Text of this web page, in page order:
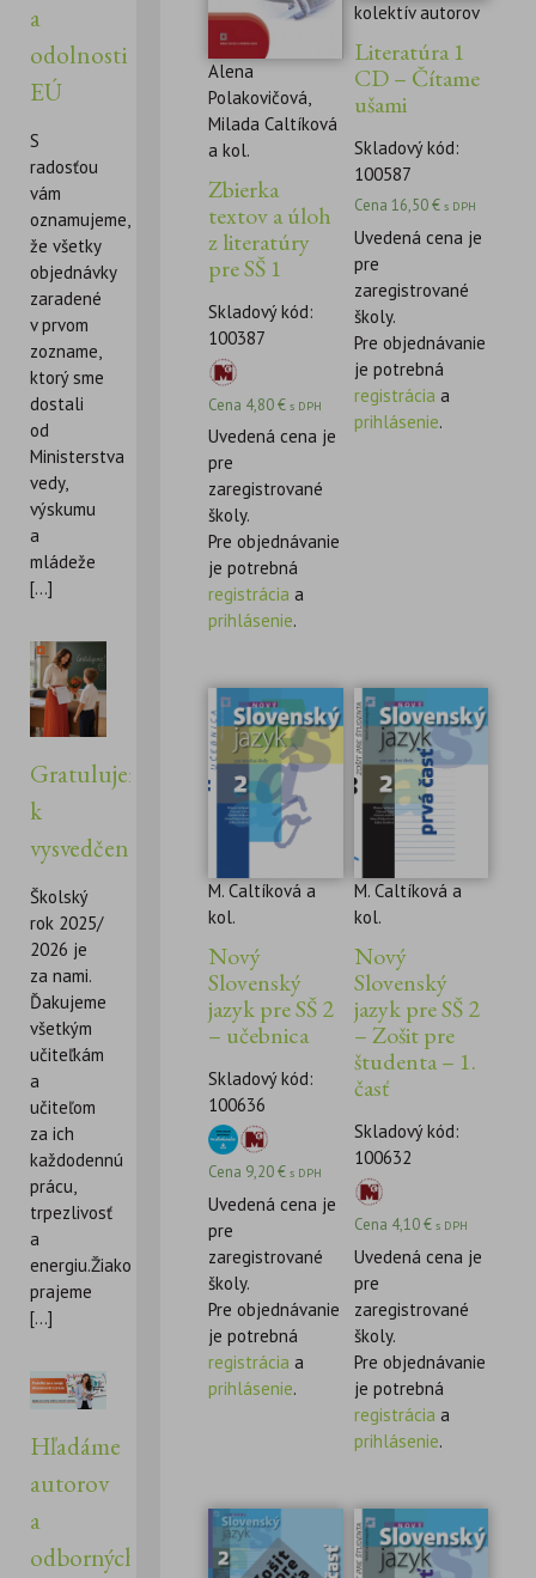
a
odolnosti
EÚ
S
radosťou
vám
oznamujeme,
že všetky
objednávky
zaradené
v prvom
zozname,
ktorý sme
dostali
od
Ministerstva
vedy,
výskumu
a
mládeže
[...]
Gratulujeme
k
vysvedčeniu!
Školský
rok 2025/
2026 je
za nami.
Ďakujeme
všetkým
učiteľkám
a
učiteľom
za ich
každodennú
prácu,
trpezlivosť
a
energiu.Žiakom
prajeme
[...]
Hľadáme
autorov
a
odborných
Alena
Polakovičová,
Milada Caltíková
a kol.
Zbierka
textov a úloh
z literatúry
pre SŠ 1
Skladový kód:
100387
Cena 4,80€ s DPH
Uvedená cena je
pre
zaregistrované
školy.
Pre objednávanie
je potrebná
registrácia a
prihlásenie.
kolektív autorov
Literatúra 1
CD – Čítame
ušami
Skladový kód:
100587
Cena 16,50€ s DPH
Uvedená cena je
pre
zaregistrované
školy.
Pre objednávanie
je potrebná
registrácia a
prihlásenie.
M. Caltíková a
kol.
Nový
Slovenský
jazyk pre SŠ 2
– učebnica
Skladový kód:
100636
Cena 9,20€ s DPH
Uvedená cena je
pre
zaregistrované
školy.
Pre objednávanie
je potrebná
registrácia a
prihlásenie.
M. Caltíková a
kol.
Nový
Slovenský
jazyk pre SŠ 2
– Zošit pre
študenta – 1.
časť
Skladový kód:
100632
Cena 4,10€ s DPH
Uvedená cena je
pre
zaregistrované
školy.
Pre objednávanie
je potrebná
registrácia a
prihlásenie.